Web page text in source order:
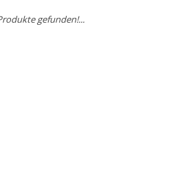
gefunden!...